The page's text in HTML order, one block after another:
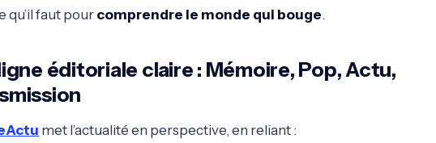
qu’il faut pourcomprendre le monde qui bouge.
éditoriale claire : Mémoire, Pop, Actu,
met l’actualité en perspective, en reliant :